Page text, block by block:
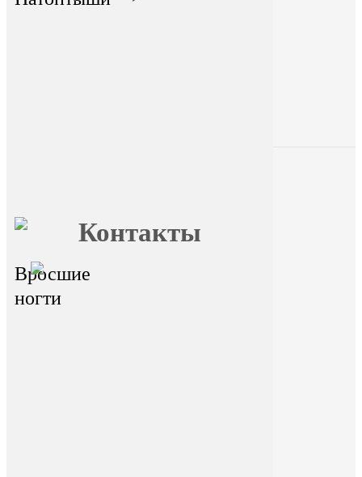
Вросшие
ногти
Контакты
главный офис - г.Иркутск,
ул.Байкальская 236в/1, оф.1
Горячая линия